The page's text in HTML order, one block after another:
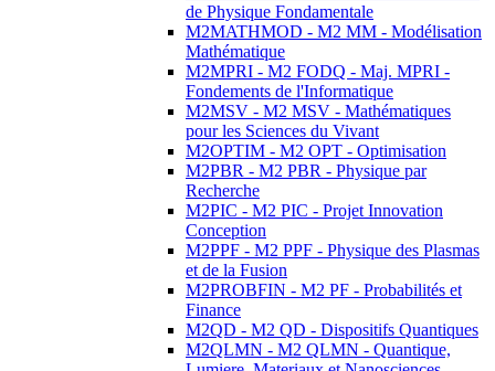
de Physique Fondamentale
M2MATHMOD - M2 MM - Modélisation
Mathématique
M2MPRI - M2 FODQ - Maj. MPRI -
Fondements de l'Informatique
M2MSV - M2 MSV - Mathématiques
pour les Sciences du Vivant
M2OPTIM - M2 OPT - Optimisation
M2PBR - M2 PBR - Physique par
Recherche
M2PIC - M2 PIC - Projet Innovation
Conception
M2PPF - M2 PPF - Physique des Plasmas
et de la Fusion
M2PROBFIN - M2 PF - Probabilités et
Finance
M2QD - M2 QD - Dispositifs Quantiques
M2QLMN - M2 QLMN - Quantique,